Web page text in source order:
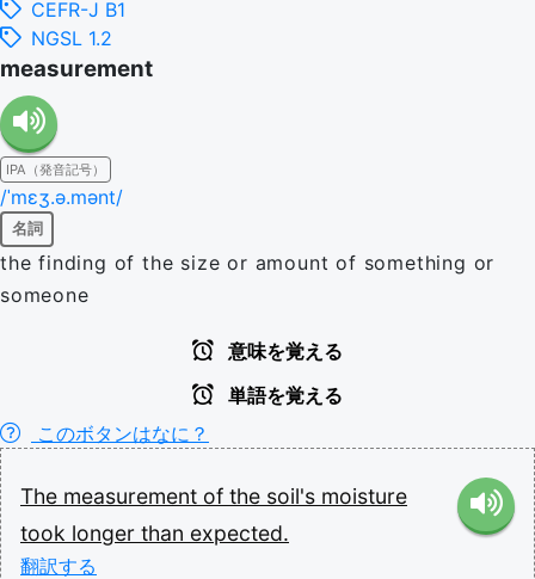
CEFR-J B1
NGSL 1.2
measurement
IPA（発音記号）
/ˈmɛʒ.ə.mənt/
名詞
the finding of the size or amount of something or
someone
意味を覚える
単語を覚える
このボタンはなに？
The measurement of the soil's moisture
took longer than expected.
翻訳する